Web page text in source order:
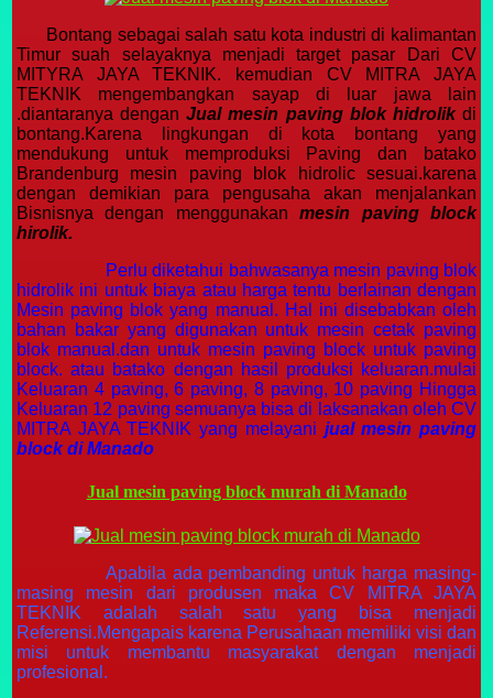
Bontang sebagai salah satu kota industri di kalimantan
Timur suah selayaknya menjadi target pasar Dari CV
MITYRA JAYA TEKNIK.
kemudian CV MITRA JAYA
TEKNIK mengembangkan sayap di luar jawa lain
.diantaranya denganJual mesin paving blok hidrolik di
bontang.Karena lingkungan di kota bontang yang
mendukung untuk memproduksi Paving dan batako
Brandenburg mesin paving blok hidrolic sesuai.karena
dengan demikian para pengusaha akan menjalankan
Bisnisnya dengan menggunakanmesin paving block
hirolik.
Perlu diketahui bahwasanya mesin paving blok
hidrolik ini untuk biaya atau harga tentu berlainan dengan
Mesin paving blok yang manual. Hal ini disebabkan oleh
bahan bakar yang digunakan untuk mesin cetak paving
blok manual.dan untuk mesin paving block untuk paving
block. atau batako dengan hasil produksi keluaran.mulai
Keluaran 4 paving, 6 paving, 8 paving, 10 paving Hingga
Keluaran 12 paving semuanya bisa di laksanakan oleh CV
MITRA JAYA TEKNIK yang melayani jual mesin paving
block di Manado
Jual mesin paving block murah di Manado
Apabila ada pembanding untuk harga masing-
masing mesin dari produsen maka CV MITRA JAYA
TEKNIK adalah salah satu yang bisa menjadi
Referensi.Mengapais karena Perusahaan memiliki visi dan
misi untuk membantu masyarakat dengan menjadi
profesional.